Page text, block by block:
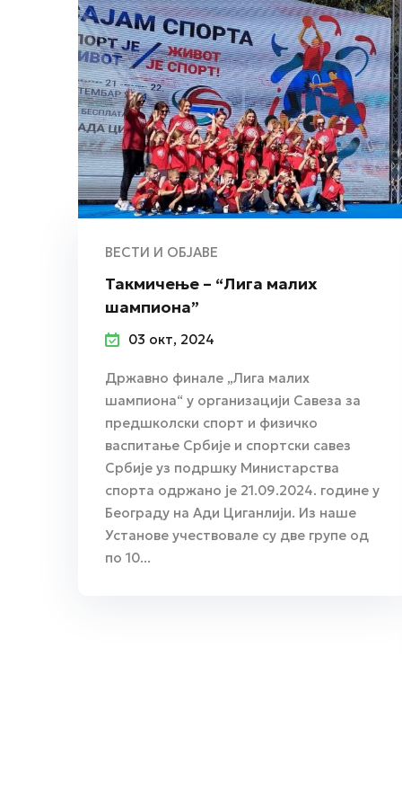
ВЕСТИ И ОБЈАВЕ
Такмичење – “Лига малих
шампиона”
03 окт, 2024
Државно финале „Лига малих
шампиона“ у организацији Савеза за
предшколски спорт и физичко
васпитање Србије и спортски савез
Србије уз подршку Министарства
спорта одржано је 21.09.2024. године у
Београду на Ади Циганлији. Из наше
Установе учествовале су две групе од
по 10...